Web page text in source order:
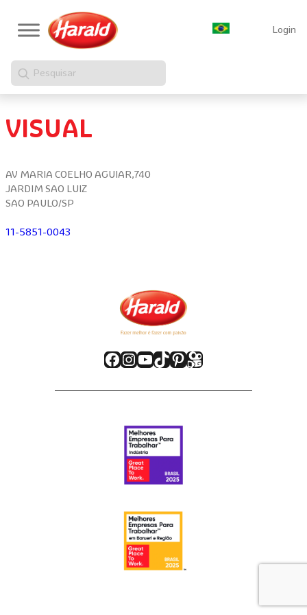
Login
Pesquisar
VISUAL
AV MARIA COELHO AGUIAR,740
JARDIM SAO LUIZ
SAO PAULO/SP
11-5851-0043
Facebook
Instagram
Youtube
TikTok
Pinterest
Kwai